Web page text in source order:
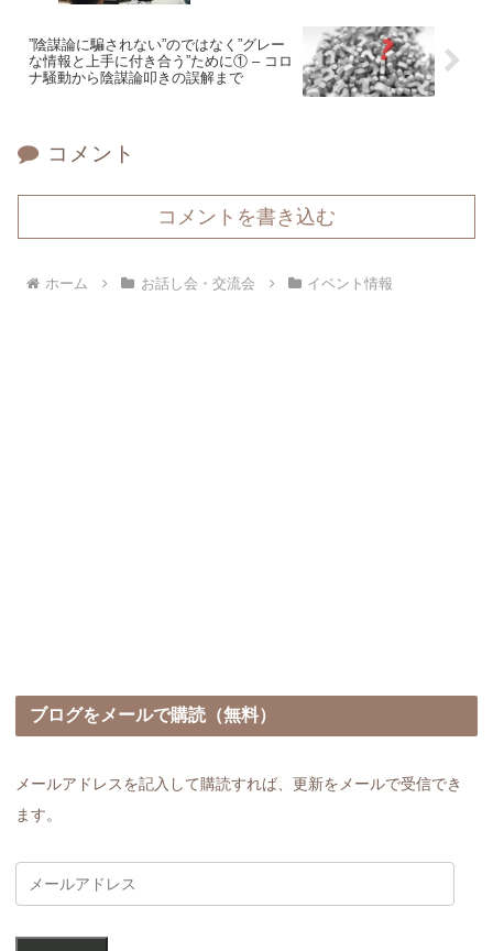
”陰謀論に騙されない”のではなく”グレー
な情報と上手に付き合う”ために① – コロ
ナ騒動から陰謀論叩きの誤解まで
コメント
コメントを書き込む
ホーム お話し会・交流会 イベント情報
ブログをメールで購読（無料）
メールアドレスを記入して購読すれば、更新をメールで受信でき
ます。